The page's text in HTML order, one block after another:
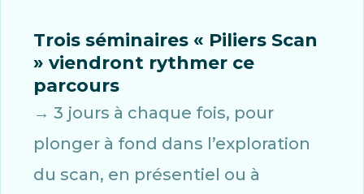
Trois séminaires « Piliers Scan
» viendront rythmer ce
parcours
→ 3 jours à chaque fois, pour
plonger à fond dans l’exploration
du scan, en présentiel ou à